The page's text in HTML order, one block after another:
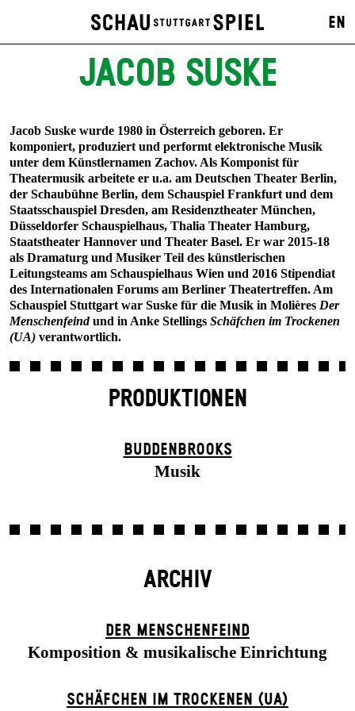
EN
JACOB SUSKE
Jacob Suske wurde 1980 in Österreich geboren. Er
komponiert, produziert und performt elektronische Musik
unter dem Künstlernamen Zachov. Als Komponist für
Theatermusik arbeitete er u.a. am Deutschen Theater Berlin,
der Schaubühne Berlin, dem Schauspiel Frankfurt und dem
Staatsschauspiel Dresden, am Residenztheater München,
Düsseldorfer Schauspielhaus, Thalia Theater Hamburg,
Staatstheater Hannover und Theater Basel. Er war 2015-18
als Dramaturg und Musiker Teil des künstlerischen
Leitungsteams am Schauspielhaus Wien und 2016 Stipendiat
des Internationalen Forums am Berliner Theatertreffen. Am
Schauspiel Stuttgart war Suske für die Musik in Molières Der
Menschenfeindund in Anke Stellings Schäfchen im Trockenen
(UA) verantwortlich.
PRODUKTIONEN
BUDDENBROOKS
Musik
ARCHIV
DER MENSCHENFEIND
Komposition & musikalische Einrichtung
SCHÄFCHEN IM TROCKENEN (UA)